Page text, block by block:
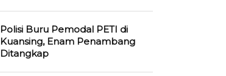
Polisi Buru Pemodal PETI di
Kuansing, Enam Penambang
Ditangkap